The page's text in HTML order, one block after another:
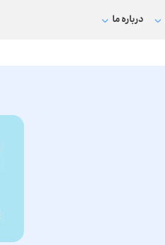
درباره ما